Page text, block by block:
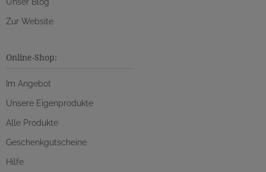
Unser Blog
Zur Website
Online-Shop:
Im Angebot
Unsere Eigenprodukte
Alle Produkte
Geschenkgutscheine
Hilfe